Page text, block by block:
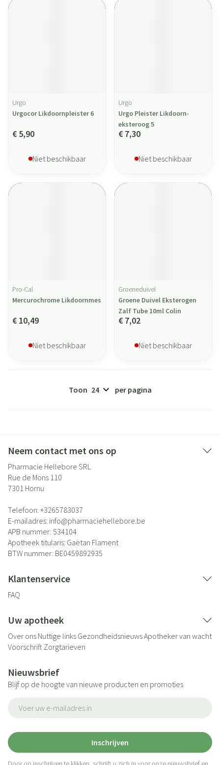
Urgo
Urgocor Likdoornpleister 6
€ 5,90
Niet beschikbaar
Urgo
Urgo Pleister Likdoorn-
eksteroog 5
€ 7,30
Niet beschikbaar
Pro-Cal
Mercurochrome Likdoornmes
€ 10,49
Niet beschikbaar
Groeneduivel
Groene Duivel Eksterogen
Zalf Tube 10ml Colin
€ 7,02
Niet beschikbaar
Toon per pagina
Neem contact met ons op
Pharmacie Hellebore SRL
Rue de Mons 110
7301 Hornu
Telefoon: +3265783037
E-mailadres: info@pharmaciehellebore.be
APB nummer: 534104
Apotheek titularis: Gaëtan Flament
BTW nummer: BE0459892935
Klantenservice
FAQ
Uw apotheek
Over ons Nuttige links GezondheidsnieuwsApotheker van wacht
Voorschrift Zorgtarieven
Nieuwsbrief
Blijf op de hoogte van nieuwe producten en promoties
Inschrijven